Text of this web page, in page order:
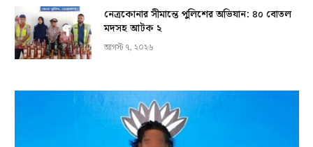
নেত্রকোনার সীমান্তে পুলিশের অভিযান: ৪০ বোতল
মদসহ আটক ২
আগস্ট ৭, ২০২৬